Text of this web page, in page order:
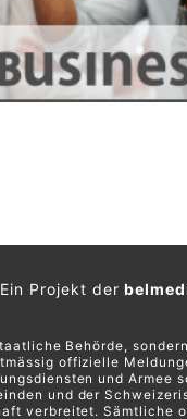
Ein Projekt der
Behörde,
offizielle
und Armee
und der
verbreitet. Sämtliche